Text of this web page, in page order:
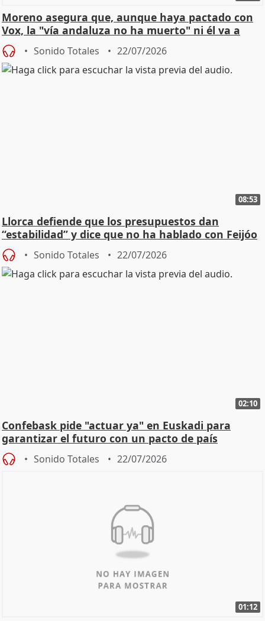
Moreno asegura que, aunque haya pactado con
Vox, la "vía andaluza no ha muerto" ni él va a
"cambiar"
Sonido Totales 22/07/2026
08:53
Llorca defiende que los presupuestos dan
“estabilidad” y dice que no ha hablado con Feijóo
Sonido Totales 22/07/2026
02:10
Confebask pide "actuar ya" en Euskadi para
garantizar el futuro con un pacto de país
Sonido Totales 22/07/2026
01:12